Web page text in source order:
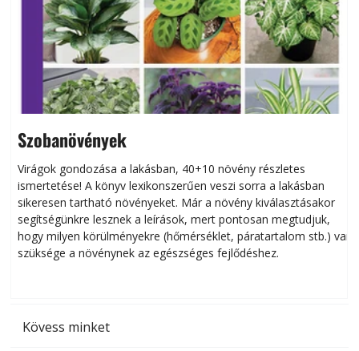
Szobanövények
Virágok gondozása a lakásban, 40+10 növény részletes
ismertetése! A könyv lexikonszerűen veszi sorra a lakásban
sikeresen tart­ha­tó növényeket. Már a növény kiválasztásakor
segítségünkre lesznek a leírások, mert pontosan megtudjuk,
hogy milyen körülményekre (hőmérséklet, páratartalom stb.) van
szüksége a növénynek az egészséges fejlődéshez.
Kövess minket